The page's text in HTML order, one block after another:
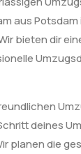
aus
bieten dir
deines
planen die